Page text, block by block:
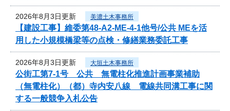
2026年8月3日更新 美濃土木事務所
【建設工事】維委第48-A2-ME-4-1他号/公共 MEを活
用した小規模橋梁等の点検・修繕業務委託工事
2026年8月3日更新 大垣土木事務所
公街工第7-1号 公共 無電柱化推進計画事業補助
（無電柱化）（都）寺内安八線 電線共同溝工事に関
する一般競争入札公告